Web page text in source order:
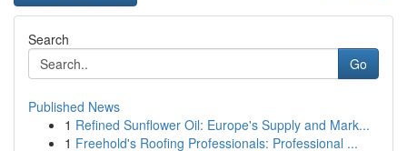
Search
Go
Published News
1 Refined Sunflower Oil: Europe's Supply and Mark...
1 Freehold's Roofing Professionals: Professional ...